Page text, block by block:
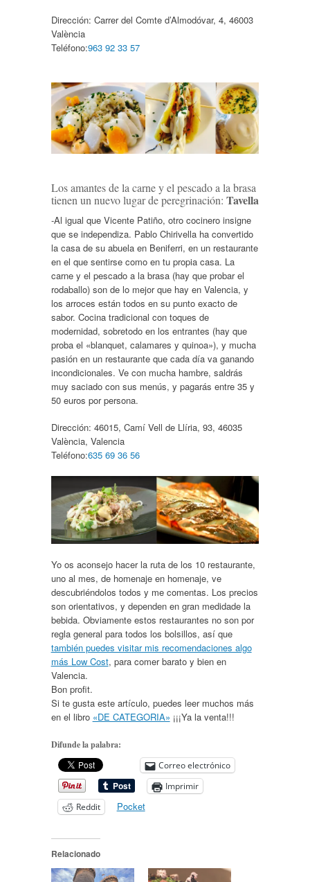
Dirección: Carrer del Comte d’Almodóvar, 4, 46003
València
Teléfono:963 92 33 57
Los amantes de la carne y el pescado a la brasa
tienen un nuevo lugar de peregrinación: Tavella
-Al igual que Vicente Patiño, otro cocinero insigne
que se independiza. Pablo Chirivella ha convertido
la casa de su abuela en Beniferri, en un restaurante
en el que sentirse como en tu propia casa. La
carne y el pescado a la brasa (hay que probar el
rodaballo) son de lo mejor que hay en Valencia, y
los arroces están todos en su punto exacto de
sabor. Cocina tradicional con toques de
modernidad, sobretodo en los entrantes (hay que
proba el «blanquet, calamares y quinoa»), y mucha
pasión en un restaurante que cada día va ganando
incondicionales. Ve con mucha hambre, saldrás
muy saciado con sus menús, y pagarás entre 35 y
50 euros por persona.
Dirección: 46015, Camí Vell de Llíria, 93, 46035
València, Valencia
Teléfono:635 69 36 56
Yo os aconsejo hacer la ruta de los 10 restaurante,
uno al mes, de homenaje en homenaje, ve
descubriéndolos todos y me comentas. Los precios
son orientativos, y dependen en gran medidade la
bebida. Obviamente estos restaurantes no son por
regla general para todos los bolsillos, así que
también puedes visitar mis recomendaciones algo
más Low Cost, para comer barato y bien en
Valencia.
Bon profit.
Si te gusta este artículo, puedes leer muchos más
en el libro «DE CATEGORIA» ¡¡¡Ya la venta!!!
Difunde la palabra:
Correo electrónico
Imprimir
Reddit
Pocket
Relacionado